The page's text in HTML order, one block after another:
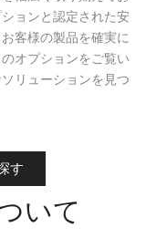
ョンと認定された安
客様の製品を確実に
オプションをご覧い
リューションを見つ
す
いて